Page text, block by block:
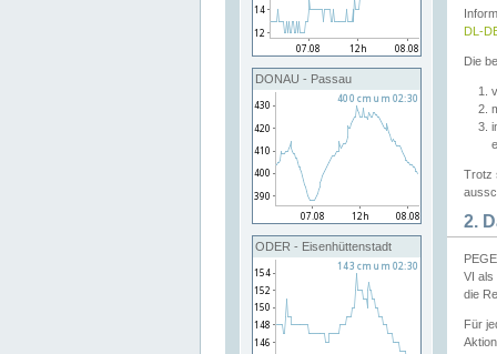
DONAU - Passau
ODER - Eisenhüttenstadt
DL-
Die
Trotz
2.
VI als
die
Für